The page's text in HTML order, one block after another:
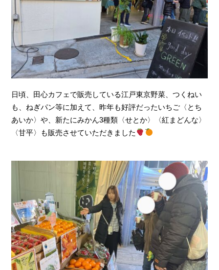
日頃、田心カフェで販売している江戸東京野菜、つくねい
も、ねぎパン等に加えて、昨年も好評だったいちご〈とち
あいか〉や、新たにみかん3種類〈せとか〉〈紅まどんな〉
〈甘平〉も販売させていただきました